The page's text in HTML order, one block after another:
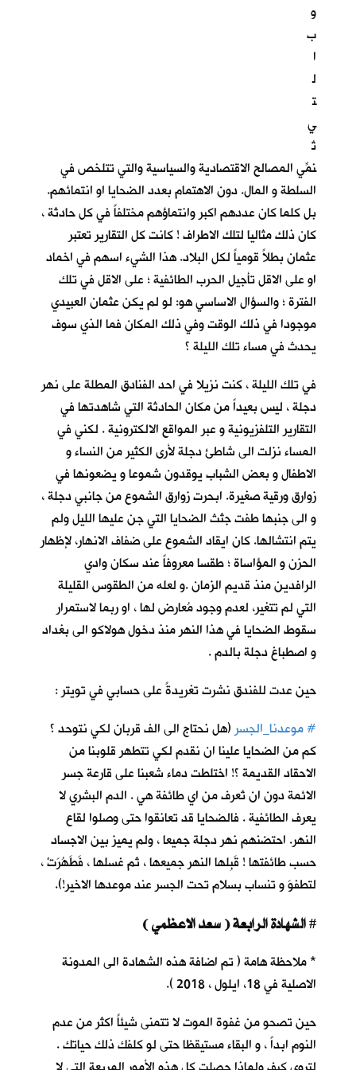
و
ب
ا
ل
ت
ي
تُ
نمِّي المصالح الاقتصادية والسياسية والتي تتلخص في
السلطة و المال. دون الاهتمام بعدد الضحايا او انتمائهم.
بل كلما كان عددهم اكبر وانتماؤهم مختلفاً في كل حادثة ،
كان ذلك مثاليا لتلك الاطراف ! كانت كل التقارير تعتبر
عثمان بطلاً قومياً لكل البلاد. هذا الشيء اسهم في اخماد
او على الاقل تأجيل الحرب الطائفية ؛ على الاقل في تلك
الفترة ؛ والسؤال الاساسي هو: لو لم يكن عثمان العبيدي
موجودا في ذلك الوقت وفي ذلك المكان فما الذي سوف
يحدث في مساء تلك الليلة ؟
في تلك الليلة ، كنت نزيلا في احد الفنادق المطلة على نهر
دجلة ، ليس بعيداً من مكان الحادثة التي شاهدتها في
التقارير التلفزيونية و عبر المواقع الالكترونية . لكني في
المساء نزلت الى شاطئ دجلة لأرى الكثير من النساء و
الاطفال و بعض الشباب يوقدون شموعا و يضعونها في
زوارق ورقية صغيرة. ابحرت زوارق الشموع من جانبي دجلة ،
و الى جنبها طفت جثث الضحايا التي جن عليها الليل ولم
يتم انتشالها. كان ايقاد الشموع على ضفاف الانهار، لإظهار
الحزن و المؤاساة ؛ طقسا معروفاً عند سكان وادي
الرافدين منذ قديم الزمان .و لعله من الطقوس القليلة
التي لم تتغير، لعدم وجود مُعارض لها ، او ربما لاستمرار
سقوط الضحايا في هذا النهر منذ دخول هولاكو الى بغداد
و اصطباغ دجلة بالدم .
حين عدت للفندق نشرت تغريدةً على حسابي في تويتر :
#موعدنا_الجسر(هل نحتاج الى الف قربان لكي نتوحد ؟
كم من الضحايا علينا ان نقدم لكي تتطهر قلوبنا من
الاحقاد القديمة ؟! اختلطت دماء شعبنا على قارعة جسر
الائمة دون ان تُعرف من اي طائفة هي . الدم البشري لا
يعرف الطائفية . فالضحايا قد تعانقوا حتى وصلوا لقاع
النهر. احتضنهم نهر دجلة جميعا ، ولم يميز بين الاجساد
حسب طائفتها ! قَبِلها النهر جميعها ، ثم غسلها ، فَطَهُرَتْ ،
لتطفوَ و تنساب بسلام تحت الجسر عند موعدها الاخير!).
#
* ملاحظة هامة ( تم اضافة هذه الشهادة الى المدونة
الاصلية في 18، ايلول ، 2018 ).
حين تصحو من غفوة الموت لا تتمنى شيئاً اكثر من عدم
النوم ابداً ، و البقاء مستيقظا حتى لو كلفك ذلك حياتك .